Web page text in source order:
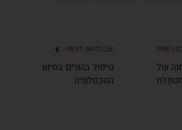
של
NEXT ARTICLE
טיפול בהורים בסיוע
הטכנולוגיה